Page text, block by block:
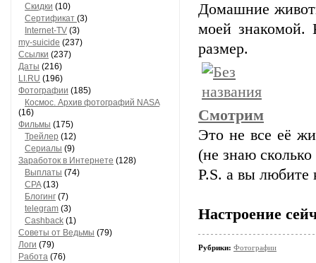
Скидки (10)
Сертификат (3)
Internet-TV (3)
my-suicide (237)
Ссылки (237)
Даты (216)
LI.RU (196)
Фотографии (185)
Космос. Архив фотографий NASA
(16)
Фильмы (175)
Трейлер (12)
Сериалы (9)
Заработок в Интернете (128)
Выплаты (74)
CPA(13)
Блогинг (7)
telegram (3)
Cashback (1)
Советы от Ведьмы (79)
Логи (79)
Работа (76)
Домашние
моей знакомой.
размер.
Смотрим
Это не все её
(не знаю
P.S. а вы любите
Настроение
Рубрики: Фотографии